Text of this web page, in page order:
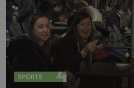
SPORTS